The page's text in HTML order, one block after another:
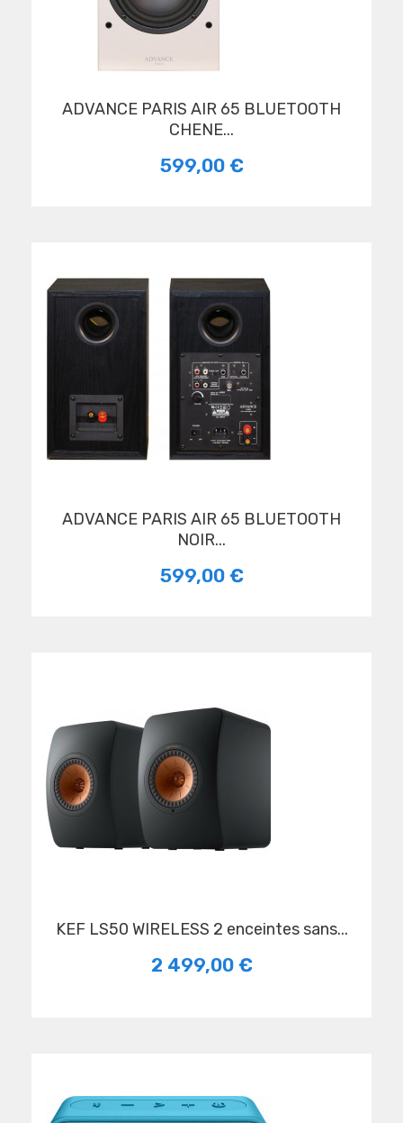
ADVANCE PARIS AIR 65 BLUETOOTH
CHENE...
599,00 €
ADVANCE PARIS AIR 65 BLUETOOTH
NOIR...
599,00 €
KEF LS50 WIRELESS 2 enceintes sans...
2 499,00 €